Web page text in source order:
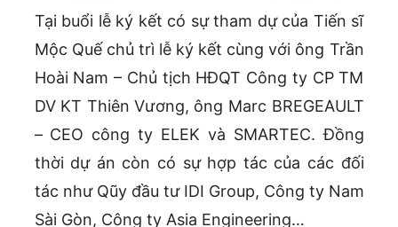
Tại buổi lễ ký kết có sự tham dự của Tiến sĩ
Mộc Quế chủ trì lễ ký kết cùng với ông Trần
Hoài Nam – Chủ tịch HĐQT Công ty CP TM
DV KT Thiên Vương, ông Marc BREGEAULT
– CEO công ty ELEK và SMARTEC. Đồng
thời dự án còn có sự hợp tác của các đối
tác như Qũy đầu tư IDI Group, Công ty Nam
Sài Gòn, Công ty Asia Engineering…